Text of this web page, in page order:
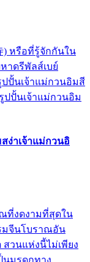
) หรือที่รู้จักกันใน
าดรีพัลส์เบย์
ปปั้นเจ้าแม่กวนอิมสี
ปปั้นเจ้าแม่กวนอิม
ง่าเจ้าแม่กวนอิ
ที่งดงามที่สุดใน
มจีนโบราณอัน
วนแห่งนี้ไม่เพียง
นมรดกทาง